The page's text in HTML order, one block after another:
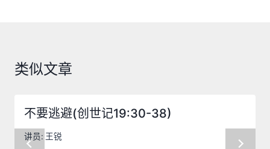
类似文章
不要逃避(创世记19:30-38)
讲员: 王锐